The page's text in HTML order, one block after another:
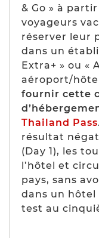
& Go » à
voyageurs
réserver leur
dans un
Extra+ » ou «
aéroport/
fournir cette
Thailand Pass
résultat
(Day 1), les
l’hôtel et
pays, sans
dans un
test au